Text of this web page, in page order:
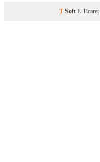
T-Soft E-Ticaret